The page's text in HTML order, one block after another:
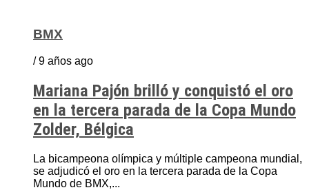
BMX
/ 9 años ago
Mariana Pajón brilló y conquistó el oro
en la tercera parada de la Copa Mundo
Zolder, Bélgica
La bicampeona olímpica y múltiple campeona mundial,
se adjudicó el oro en la tercera parada de la Copa
Mundo de BMX,...